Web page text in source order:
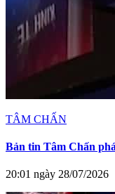
TÂM CHẤN
Bản tin Tâm Chấn
20:01 ngày 28/07/2026